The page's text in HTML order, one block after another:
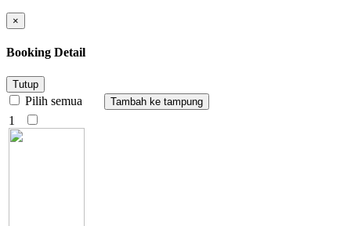
×
Booking Detail
Tutup
Pilih semua
1